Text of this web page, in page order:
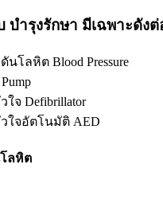
บำรุงรักษา มีเฉพาะดัง
โลหิต Blood Pressure
จ Defibrillator
ใจอัตโนมัติ AED
ลหิต